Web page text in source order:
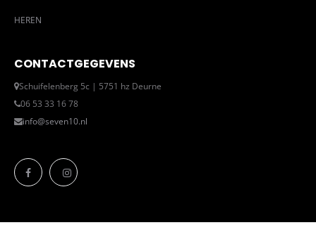
HEREN
CONTACTGEGEVENS
Schuifelenberg 5c | 5751 hz Deurne
06 53 33 16 78
info@seven10.nl